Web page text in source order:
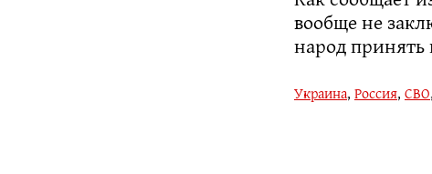
вообще не
народ принять
Украина, Россия, СВО,